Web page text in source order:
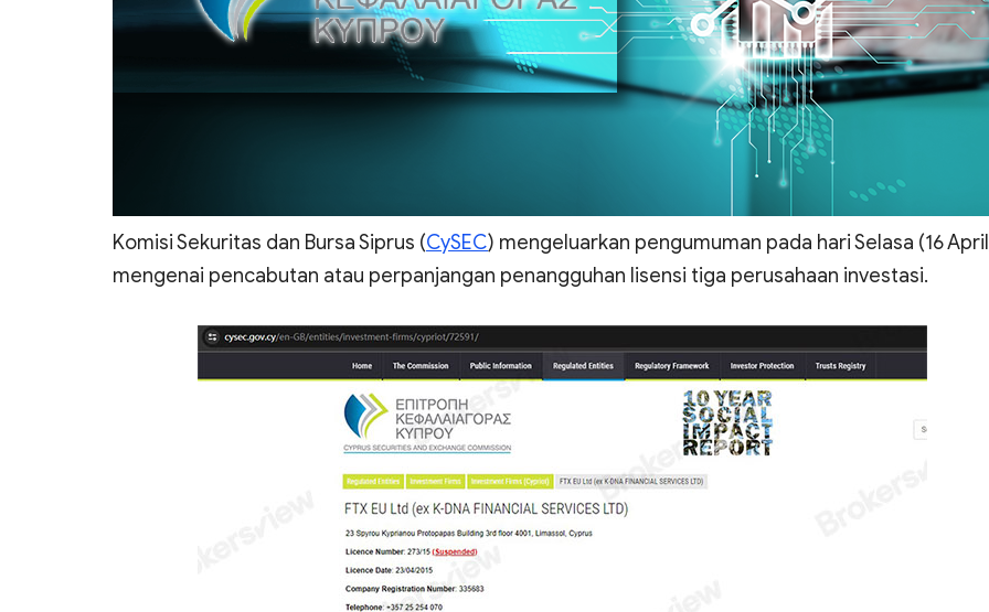
Komisi Sekuritas dan Bursa Siprus (CySEC) mengeluarkan pengumuman pada hari Selasa (16
mengenai pencabutan atau perpanjangan penangguhan lisensi tiga perusahaan investasi.